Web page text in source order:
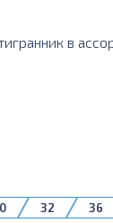
в
32 36